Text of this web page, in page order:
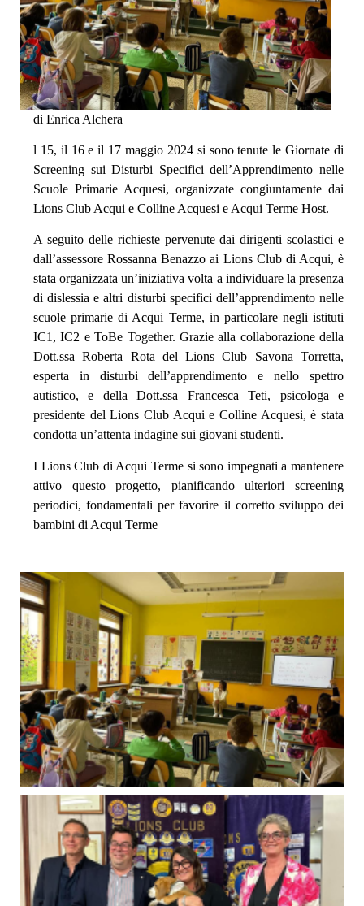
di Enrica Alchera
l 15, il 16 e il 17 maggio 2024 si sono tenute le Giornate di
Screening sui Disturbi Specifici dell’Apprendimento nelle
Scuole Primarie Acquesi, organizzate congiuntamente dai
Lions Club Acqui e Colline Acquesi e Acqui Terme Host.
A seguito delle richieste pervenute dai dirigenti scolastici e
dall’assessore Rossanna Benazzo ai Lions Club di Acqui, è
stata organizzata un’iniziativa volta a individuare la presenza
di dislessia e altri disturbi specifici dell’apprendimento nelle
scuole primarie di Acqui Terme, in particolare negli istituti
IC1, IC2 e ToBe Together. Grazie alla collaborazione della
Dott.ssa Roberta Rota del Lions Club Savona Torretta,
esperta in disturbi dell’apprendimento e nello spettro
autistico, e della Dott.ssa Francesca Teti, psicologa e
presidente del Lions Club Acqui e Colline Acquesi, è stata
condotta un’attenta indagine sui giovani studenti.
I Lions Club di Acqui Terme si sono impegnati a mantenere
attivo questo progetto, pianificando ulteriori screening
periodici, fondamentali per favorire il corretto sviluppo dei
bambini di Acqui Terme